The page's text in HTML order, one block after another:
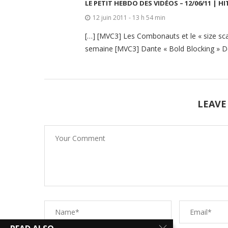
LE PETIT HEBDO DES VIDÉOS – 12/06/11 |
12 juin 2011 - 13 h 54 min
[…] [MVC3] Les Combonauts et le « size
semaine [MVC3] Dante « Bold Blocking »